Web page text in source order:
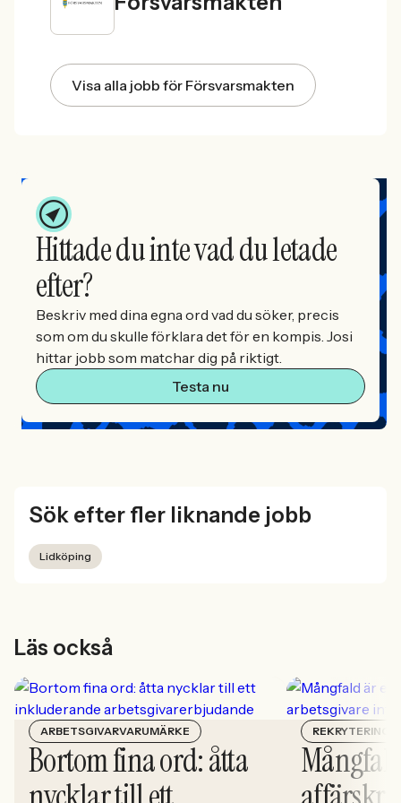
Visa alla jobb för Försvarsmakten
Hittade du inte vad du letade
efter?
Beskriv med dina egna ord vad du söker, precis
som om du skulle förklara det för en kompis. Josi
hittar jobb som matchar dig på riktigt.
Testa nu
Sök efter fler liknande jobb
Lidköping
Läs också
ARBETSGIVARVARUMÄRKE
Bortom fina ord: åtta
REKRYTERING